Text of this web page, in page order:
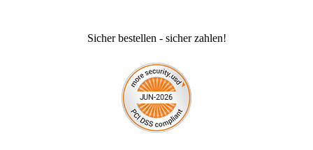
Sicher bestellen - sicher zahlen!